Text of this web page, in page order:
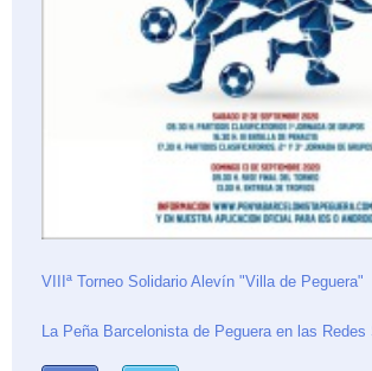
VIIIª Torneo Solidario Alevín "Villa de Peguera"
La Peña Barcelonista de Peguera en las Redes